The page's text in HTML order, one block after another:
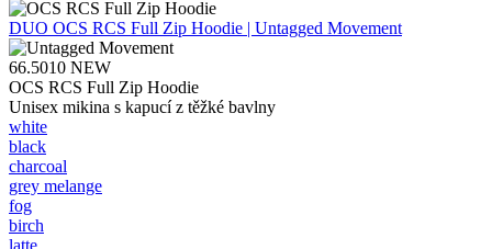
DUO OCS RCS Full Zip Hoodie | Untagged Movement
66.5010 NEW
OCS RCS Full Zip Hoodie
Unisex mikina s kapucí z těžké bavlny
white
black
charcoal
grey melange
fog
birch
latte